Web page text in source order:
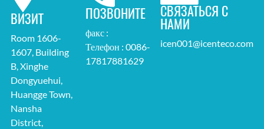
ВИЗИТ
Room 1606-
1607, Building
B, Xinghe
Dongyuehui,
Huangge Town,
Nansha
District,
ПОЗВОНИТЕ
факс :
Телефон : 0086-
17817881629
СВЯЗАТЬСЯ С
НАМИ
icen001@icenteco.com